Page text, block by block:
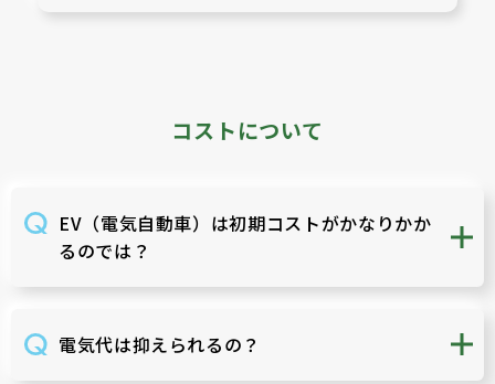
コストについて
EV（電気自動車）は初期コストがかなりかか
るのでは？
電気代は抑えられるの？